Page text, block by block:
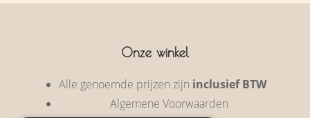
Onze winkel
Alle genoemde prijzen zijn inclusief BTW
Algemene Voorwaarden